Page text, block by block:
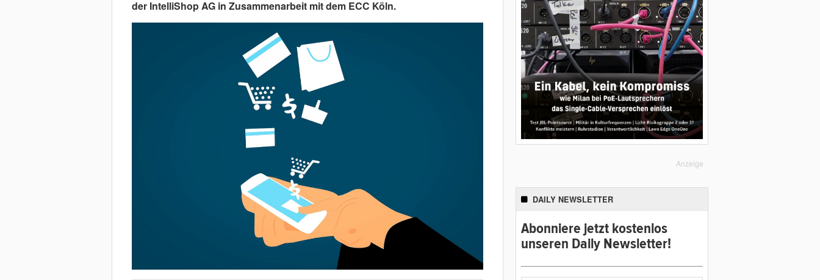
der IntelliShop AG in Zusammenarbeit mit dem ECC Köln.
Anzeige
DAILY NEWSLETTER
Abonniere jetzt kostenlos
unseren Daily Newsletter!